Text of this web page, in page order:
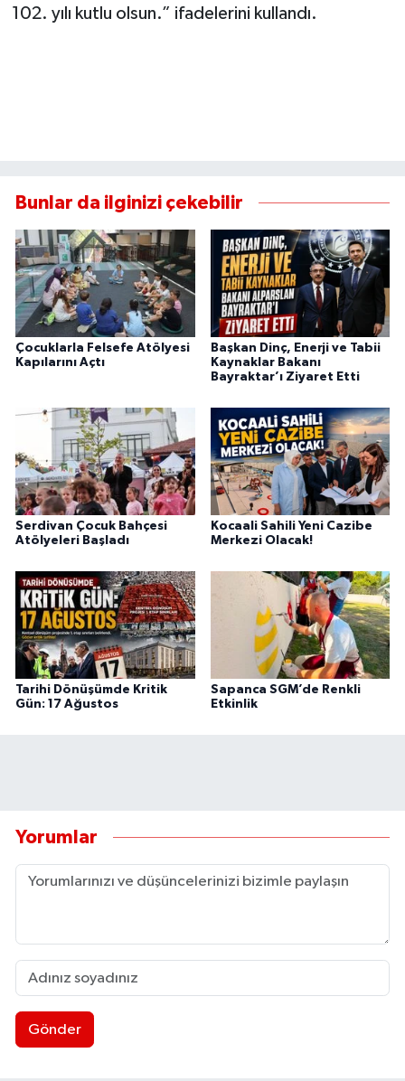
102. yılı kutlu olsun.” ifadelerini kullandı.
Bunlar da ilginizi çekebilir
Çocuklarla Felsefe Atölyesi
Kapılarını Açtı
Başkan Dinç, Enerji ve Tabii
Kaynaklar Bakanı
Bayraktar’ı Ziyaret Etti
Serdivan Çocuk Bahçesi
Atölyeleri Başladı
Kocaali Sahili Yeni Cazibe
Merkezi Olacak!
Tarihi Dönüşümde Kritik
Gün: 17 Ağustos
Sapanca SGM’de Renkli
Etkinlik
Yorumlar
Gönder